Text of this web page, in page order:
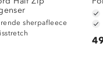
sherpafleece